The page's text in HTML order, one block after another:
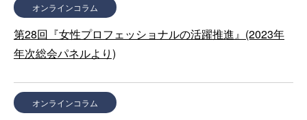
オンラインコラム
第28回『女性プロフェッショナルの活躍推進』(2023年
年次総会パネルより)
オンラインコラム